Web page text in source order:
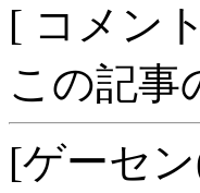
[ コメン
この記事
[ゲーセ